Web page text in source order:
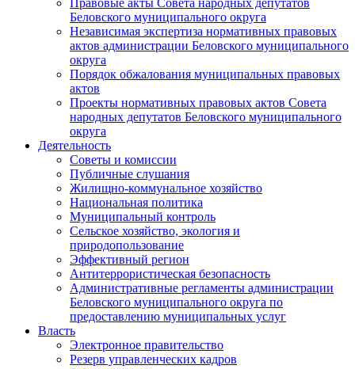
Правовые акты Совета народных депутатов
Беловского муниципального округа
Независимая экспертиза нормативных правовых
актов администрации Беловского муниципального
округа
Порядок обжалования муниципальных правовых
актов
Проекты нормативных правовых актов Совета
народных депутатов Беловского муниципального
округа
Деятельность
Советы и комиссии
Публичные слушания
Жилищно-коммунальное хозяйство
Национальная политика
Муниципальный контроль
Сельское хозяйство, экология и
природопользование
Эффективный регион
Антитеррористическая безопасность
Административные регламенты администрации
Беловского муниципального округа по
предоставлению муниципальных услуг
Власть
Электронное правительство
Резерв управленческих кадров